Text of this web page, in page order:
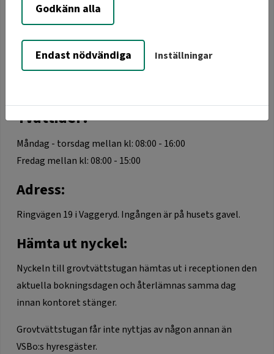
att tvätta större textilier som inte får tvättas i våra
vanliga tvättstugor som exempelvis mindre mattor,
filtar eller liknande.
Grovtvättstugan bokas hos receptionen på
Tvättider:
Måndag - torsdag mellan kl: 08:00 - 16:00
Fredag mellan kl: 08:00 - 15:00
Adress:
Ringvägen 19 i Vaggeryd. Ingången är på husets gavel.
Hämta ut nyckel:
Nyckeln till grovtvättstugan hämtas ut i receptionen den
aktuella bokningsdagen och återlämnas samma dag
innan kontoret stänger.
Grovtvättstugan får inte nyttjas av någon annan än
VSBo:s hyresgäster.
Godkänn alla
Endast nödvändiga Inställningar